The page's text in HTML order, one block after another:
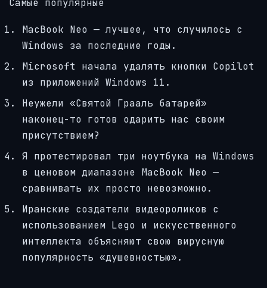
Самые популярные
MacBook Neo — лучшее, что случилось с
Windows за последние годы.
Microsoft начала удалять кнопки Copilot
из приложений Windows 11.
Неужели «Святой Грааль батарей»
наконец-то готов одарить нас своим
присутствием?
Я протестировал три ноутбука на Windows
в ценовом диапазоне MacBook Neo —
сравнивать их просто невозможно.
Иранские создатели видеороликов с
использованием Lego и искусственного
интеллекта объясняют свою вирусную
популярность «душевностью».